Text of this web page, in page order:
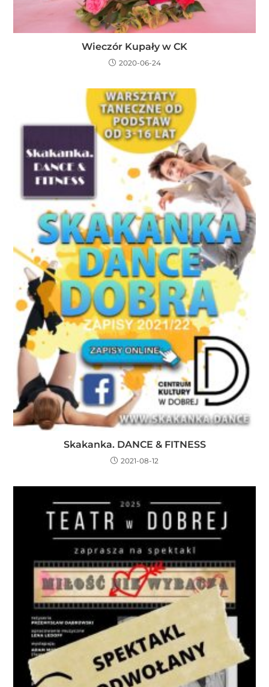
Wieczór Kupały w CK
2020-06-24
Skakanka. DANCE & FITNESS
2021-08-12